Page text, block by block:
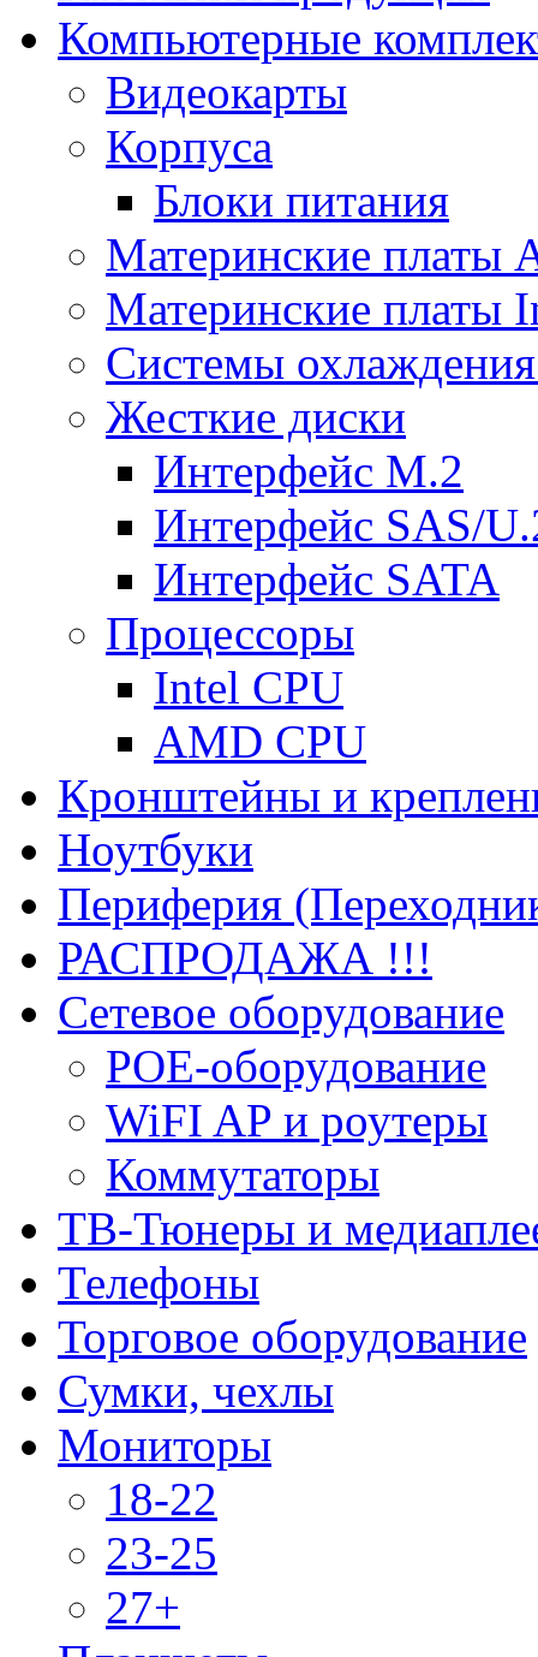
Компьютерные
Видеокарты
Корпуса
Блоки питания
Материнские платы
Материнские платы
Системы
Жесткие диски
Интерфейс M.2
Интерфейс SAS/
Интерфейс SATA
Процессоры
Intel CPU
AMD CPU
Кронштейны и
Ноутбуки
Периферия
РАСПРОДАЖА !!!
Сетевое оборудование
POE-оборудование
WiFI AP и роутеры
Коммутаторы
ТВ-Тюнеры и
Телефоны
Торговое оборудование
Сумки, чехлы
Мониторы
18-22
23-25
27+